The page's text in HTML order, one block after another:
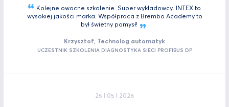
Kolejne owocne szkolenie. Super wykładowcy. INTEX to
wysokiej jakości marka. Współpraca z Brembo Academy to
był świetny pomysł!
Krzysztof, Technolog automatyk
UCZESTNIK SZKOLENIA DIAGNOSTYKA SIECI PROFIBUS DP
25 I 05 I 2026